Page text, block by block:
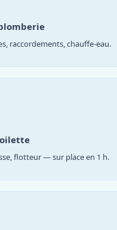
raccordements, chauffe-eau.
flotteur — sur place en 1 h.